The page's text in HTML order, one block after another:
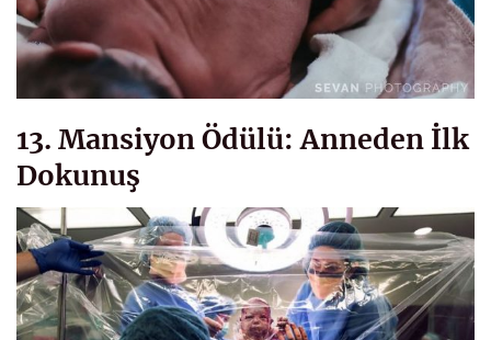
13. Mansiyon Ödülü: Anneden İlk
Dokunuş